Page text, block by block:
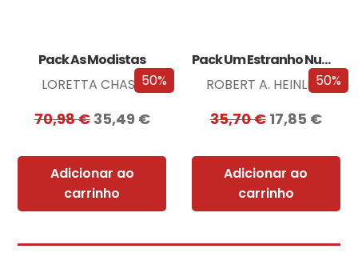
50%
Pack As Modistas
LORETTA CHASE
70,98€ 35,49 €
Adicionar ao
carrinho
50%
Pack Um Estranho Numa Terra Estranha
ROBERT A. HEINLEIN
35,70€ 17,85 €
Adicionar ao
carrinho